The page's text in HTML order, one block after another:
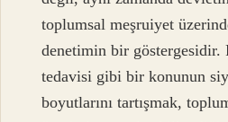
toplumsal meşruiyet
denetimin bir göstergesidir.
tedavisi gibi bir konunun
boyutlarını tartışmak,